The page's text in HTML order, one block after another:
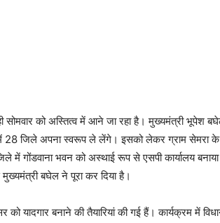
सोमवार को अस्तित्व में आने जा रहा है। मुख्यमंत्री भूपेश
28 जिले अपना स्वरूप ले लेंगे। इसको लेकर ग्राम सेमरा
में गोंडवाना भवन को अस्थाई रूप से एसपी कार्यालय
बघेल ने पूरा कर दिया है।
यादगार बनाने की तैयारियां की गई हैं। कार्यक्रम में